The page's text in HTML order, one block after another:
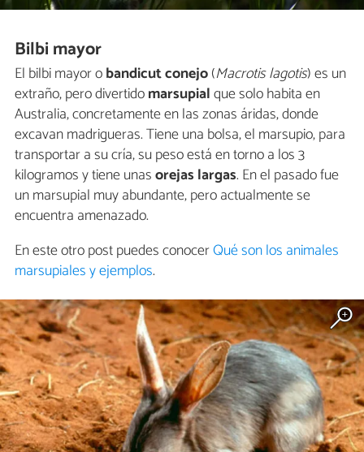
Bilbi mayor
El bilbi mayor obandicut conejo(Macrotis lagotis) es un
extraño, pero divertidomarsupialque solo habita en
Australia, concretamente en las zonas áridas, donde
excavan madrigueras. Tiene una bolsa, el marsupio, para
transportar a su cría, su peso está en torno a los 3
kilogramos y tiene unasorejas largas. En el pasado fue
un marsupial muy abundante, pero actualmente se
encuentra amenazado.
En este otro post puedes conocerQué son los animales
marsupiales y ejemplos.